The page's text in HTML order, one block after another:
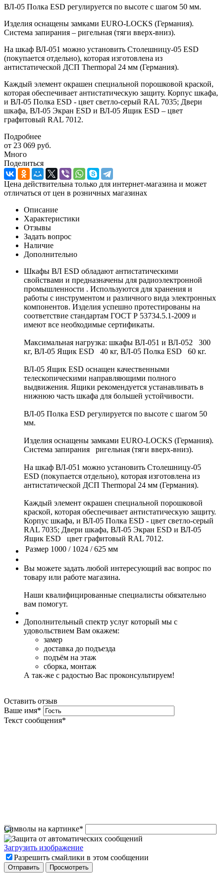
ВЛ-05 Полка ESD регулируется по высоте с шагом 50 мм.
Изделия оснащены замками EURO-LOCKS (Германия).
Система запирания – ригельная (тяги вверх-вниз).
На шкаф ВЛ-051 можно установить Столешницу-05 ESD
(покупается отдельно), которая изготовлена из
антистатической ДСП Thermopal 24 мм (Германия).
Каждый элемент окрашен специальной порошковой краской,
которая обеспечивает антистатическую защиту. Корпус шкафа,
и ВЛ-05 Полка ESD - цвет светло-серый RAL 7035; Двери
шкафа, ВЛ-05 Экран ESD и ВЛ-05 Ящик ESD – цвет
графитовый RAL 7012.
Подробнее
от 23 069 руб.
Много
Поделиться
Цена действительна только для интернет-магазина и может
отличаться от цен в розничных магазинах
Описание
Характеристики
Отзывы
Задать вопрос
Наличие
Дополнительно
Шкафы ВЛ ESD обладают антистатическими
свойствами и предназначены для радиоэлектронной
промышленности . Используются для хранения и
работы с инструментом и различного вида электронных
компонентов. Изделия успешно протестированы на
соответствие стандартам ГОСТ Р 53734.5.1-2009 и
имеют все необходимые сертификаты.
Максимальная нагрузка: шкафы ВЛ-051 и ВЛ-052 300
кг, ВЛ-05 Ящик ESD 40 кг, ВЛ-05 Полка ESD 60 кг.
ВЛ-05 Ящик ESD оснащен качественными
телескопическими направляющими полного
выдвижения. Ящики рекомендуется устанавливать в
нижнюю часть шкафа для большей устойчивости.
ВЛ-05 Полка ESD регулируется по высоте с шагом 50
мм.
Изделия оснащены замками EURO-LOCKS (Германия).
Система запирания ригельная (тяги вверх-вниз).
На шкаф ВЛ-051 можно установить Столешницу-05
ESD (покупается отдельно), которая изготовлена из
антистатической ДСП Thermopal 24 мм (Германия).
Каждый элемент окрашен специальной порошковой
краской, которая обеспечивает антистатическую защиту.
Корпус шкафа, и ВЛ-05 Полка ESD - цвет светло-серый
RAL 7035; Двери шкафа, ВЛ-05 Экран ESD и ВЛ-05
Ящик ESD цвет графитовый RAL 7012.
Размер 1000 / 1024 / 625 мм
Вы можете задать любой интересующий вас вопрос по
товару или работе магазина.
Наши квалифицированные специалисты обязательно
вам помогут.
Дополнительный спектр услуг который мы с
удовольствием Вам окажем:
замер
доставка до подъезда
подъём на этаж
сборка, монтаж
А так-же с радостью Вас проконсультируем!
Оставить отзыв
Ваше имя*
Текст сообщения*
Символы на картинке*
Загрузить изображение
Разрешить смайлики в этом сообщении